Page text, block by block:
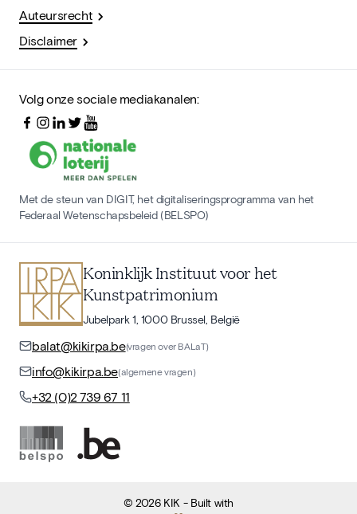
Auteursrecht
Disclaimer
Volg onze sociale mediakanalen:
Met de steun van DIGIT, het digitaliseringsprogramma van het
Federaal Wetenschapsbeleid (BELSPO)
Koninklijk Instituut voor het
Kunstpatrimonium
Jubelpark 1, 1000 Brussel, België
balat@kikirpa.be(vragen over BALaT)
info@kikirpa.be(algemene vragen)
+32 (0)2 739 67 11
©2026 KIK - Built with